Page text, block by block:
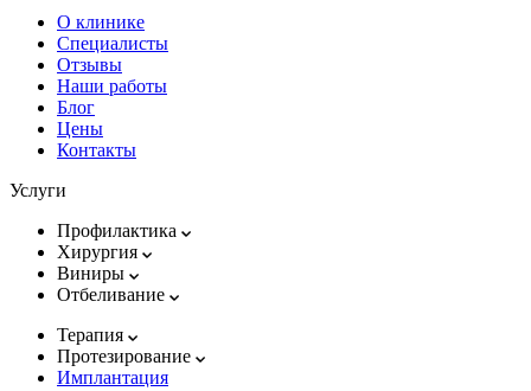
О клинике
Специалисты
Отзывы
Наши работы
Блог
Цены
Контакты
Услуги
Профилактика
Хирургия
Виниры
Отбеливание
Терапия
Протезирование
Имплантация